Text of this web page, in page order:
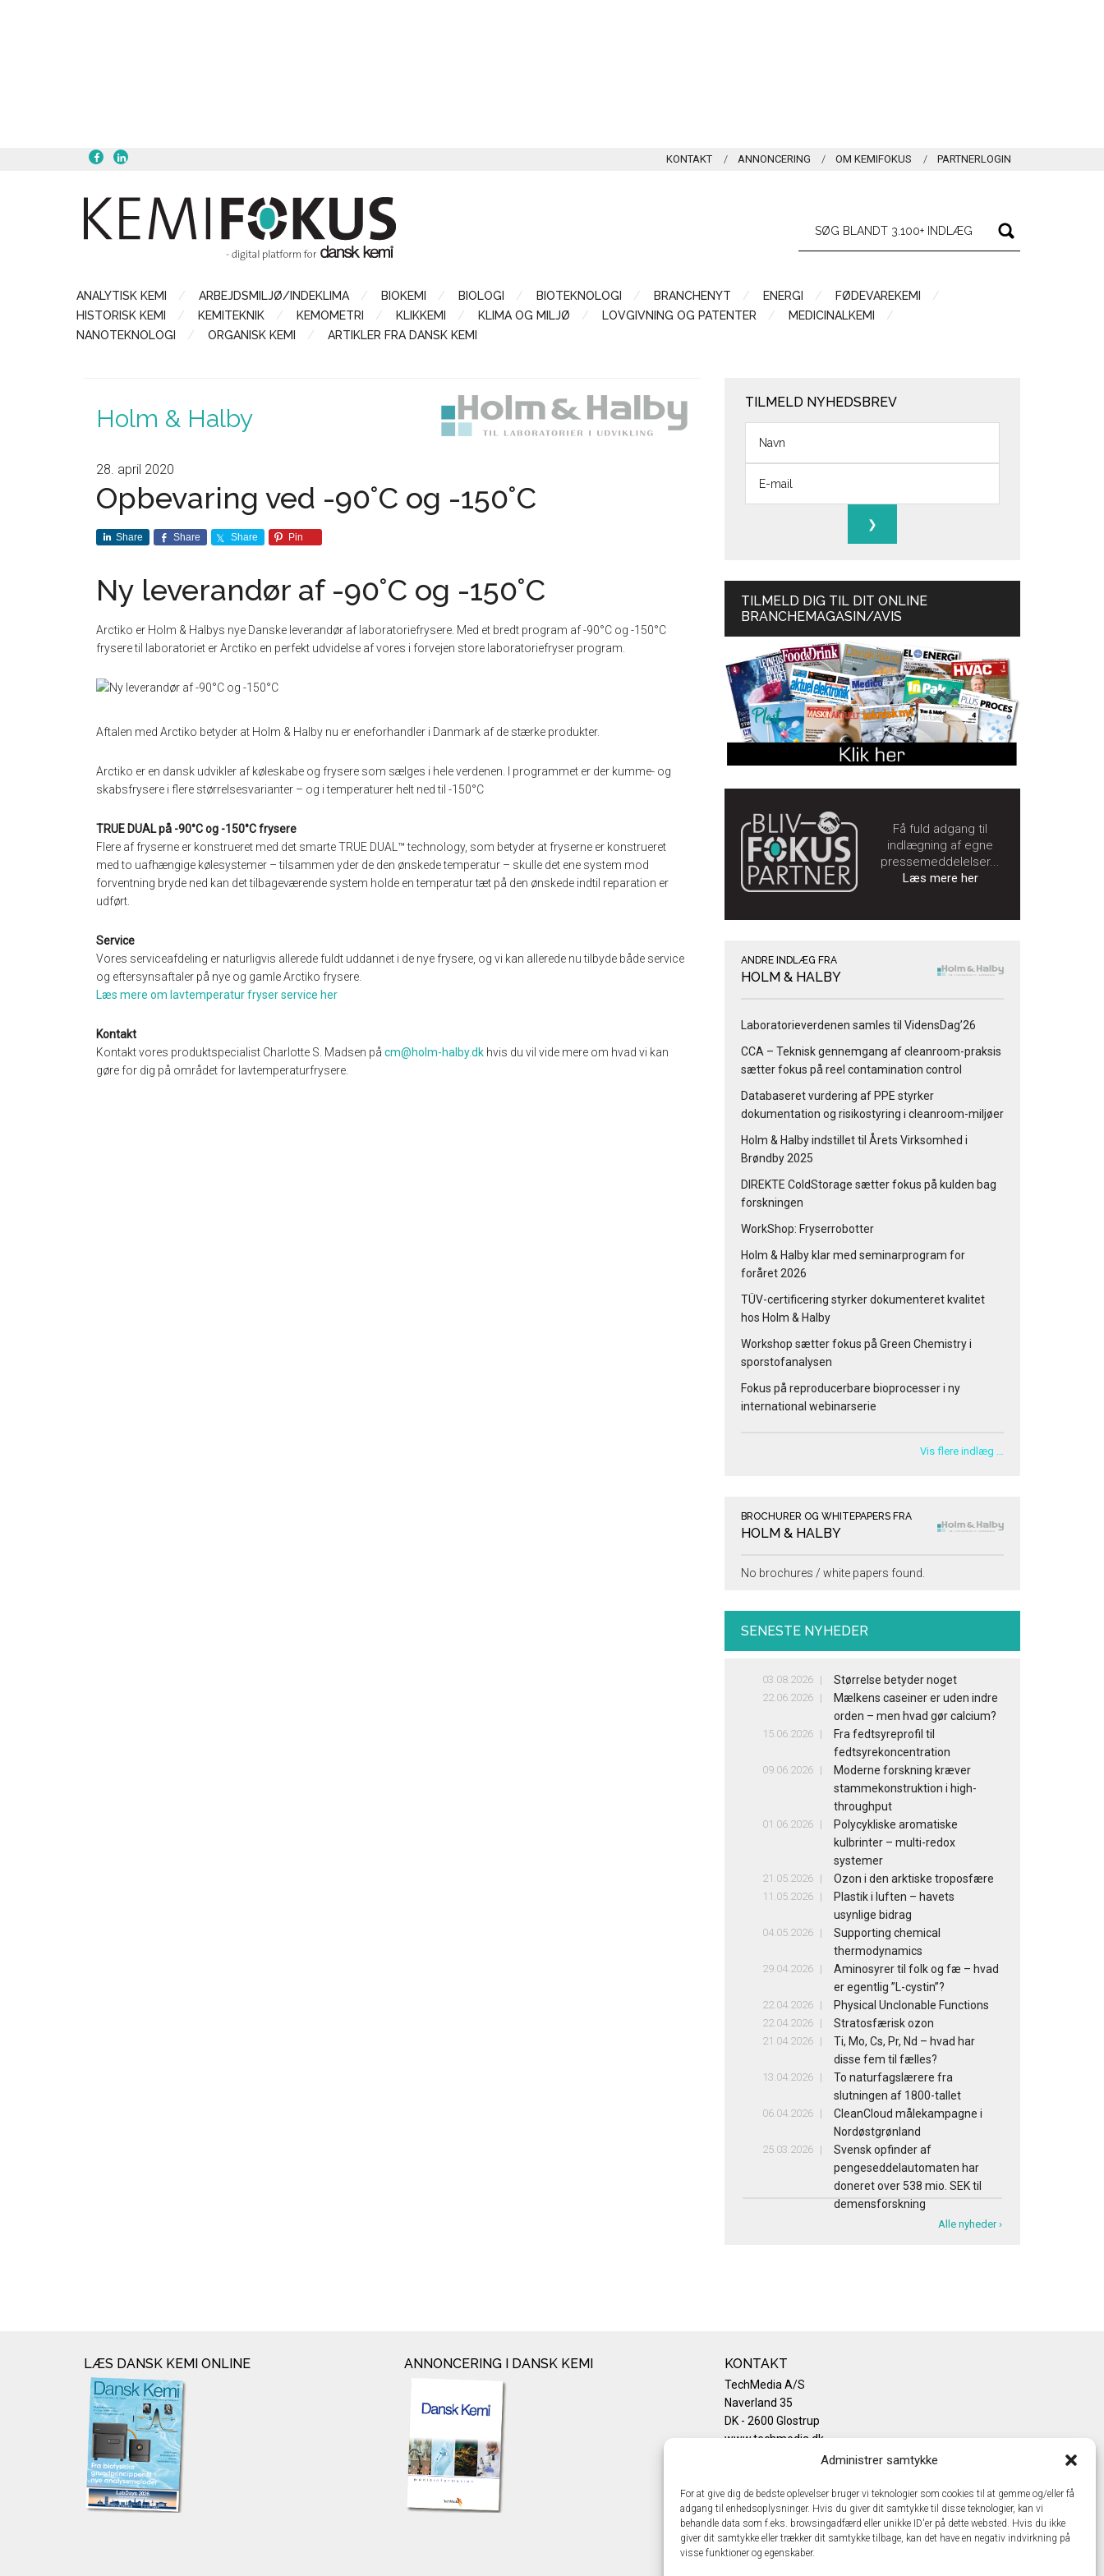
Administrer samtykke
For at give dig de bedste oplevelser bruger vi teknologier som cookies til at gemme og/eller få
adgang til enhedsoplysninger. Hvis du giver dit samtykke til disse teknologier, kan vi
behandle data som f.eks. browsingadfærd eller unikke ID'er på dette websted. Hvis du ikke
giver dit samtykke eller trækker dit samtykke tilbage, kan det have en negativ indvirkning på
visse funktioner og egenskaber.
KONTAKT ANNONCERING OM KEMIFOKUS PARTNERLOGIN
ANALYTISK KEMI ARBEJDSMILJØ/INDEKLIMA BIOKEMI BIOLOGI BIOTEKNOLOGI BRANCHENYT ENERGI
FØDEVAREKEMI
HISTORISK KEMI
KEMITEKNIK KEMOMETRI KLIKKEMI KLIMA OG MILJØ LOVGIVNING OG PATENTER
MEDICINALKEMI
NANOTEKNOLOGI
ORGANISK KEMI ARTIKLER FRA DANSK KEMI
Holm & Halby
28. april 2020
Opbevaring ved -90°C og -150°C
Share Share Share Pin
Ny leverandør af -90°C og -150°C
Arctiko er Holm & Halbys nye Danske leverandør af laboratoriefrysere. Med et bredt program af -90°C og -150°C
frysere til laboratoriet er Arctiko en perfekt udvidelse af vores i forvejen store laboratoriefryser program.
Aftalen med Arctiko betyder at Holm & Halby nu er eneforhandler i Danmark af de stærke produkter.
Arctiko er en dansk udvikler af køleskabe og frysere som sælges i hele verdenen. I programmet er der kumme- og
skabsfrysere i flere størrelsesvarianter – og i temperaturer helt ned til -150°C
TRUE DUAL på -90°C og -150°C frysere
Flere af fryserne er konstrueret med det smarte TRUE DUAL™ technology, som betyder at fryserne er konstrueret
med to uafhængige kølesystemer – tilsammen yder de den ønskede temperatur – skulle det ene system mod
forventning bryde ned kan det tilbageværende system holde en temperatur tæt på den ønskede indtil reparation er
udført.
Service
Vores serviceafdeling er naturligvis allerede fuldt uddannet i de nye frysere, og vi kan allerede nu tilbyde både service
og eftersynsaftaler på nye og gamle Arctiko frysere.
Læs mere om lavtemperatur fryser service her
Kontakt
Kontakt vores produktspecialist Charlotte S. Madsen på cm@holm-halby.dk hvis du vil vide mere om hvad vi kan
gøre for dig på området for lavtemperaturfrysere.
TILMELD NYHEDSBREV
TILMELD DIG TIL DIT ONLINE
BRANCHEMAGASIN/AVIS
Få fuld adgang til
indlægning af egne
pressemeddelelser...
Læs mere her
ANDRE INDLÆG FRA
HOLM & HALBY
Laboratorieverdenen samles til VidensDag’26
CCA – Teknisk gennemgang af cleanroom-praksis
sætter fokus på reel contamination control
Databaseret vurdering af PPE styrker
dokumentation og risikostyring i cleanroom-miljøer
Holm & Halby indstillet til Årets Virksomhed i
Brøndby 2025
DIREKTE ColdStorage sætter fokus på kulden bag
forskningen
WorkShop: Fryserrobotter
Holm & Halby klar med seminarprogram for
foråret 2026
TÜV-certificering styrker dokumenteret kvalitet
hos Holm & Halby
Workshop sætter fokus på Green Chemistry i
sporstofanalysen
Fokus på reproducerbare bioprocesser i ny
international webinarserie
Vis flere indlæg …
BROCHURER OG WHITEPAPERS FRA
HOLM & HALBY
No brochures / white papers found.
SENESTE NYHEDER
03.08.2026 Størrelse betyder noget
22.06.2026
Mælkens caseiner er uden indre
orden – men hvad gør calcium?
15.06.2026
Fra fedtsyreprofil til
fedtsyrekoncentration
09.06.2026
Moderne forskning kræver
stammekonstruktion i high-
throughput
01.06.2026
Polycykliske aromatiske
kulbrinter – multi-redox
systemer
21.05.2026 Ozon i den arktiske troposfære
11.05.2026
Plastik i luften – havets
usynlige bidrag
04.05.2026
Supporting chemical
thermodynamics
29.04.2026
Aminosyrer til folk og fæ – hvad
er egentlig ”L-cystin”?
22.04.2026 Physical Unclonable Functions
22.04.2026 Stratosfærisk ozon
21.04.2026
Ti, Mo, Cs, Pr, Nd – hvad har
disse fem til fælles?
13.04.2026
To naturfagslærere fra
slutningen af 1800-tallet
06.04.2026
CleanCloud målekampagne i
Nordøstgrønland
25.03.2026
Svensk opfinder af
pengeseddelautomaten har
doneret over 538 mio. SEK til
demensforskning
Alle nyheder ›
LÆS DANSK KEMI ONLINE ANNONCERING I DANSK KEMI KONTAKT
TechMedia A/S
Naverland 35
DK - 2600 Glostrup
www.techmedia.dk
Telefon: +45 43 24 26 28
Privatlivspolitik
Cookiepolitik